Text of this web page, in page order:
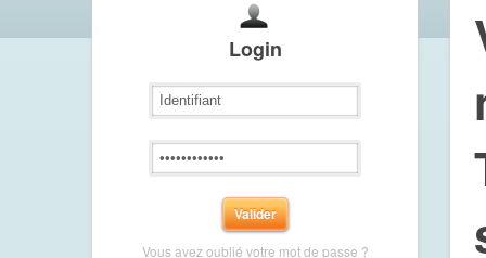
Login
Vous avez oublié votre mot de passe ?